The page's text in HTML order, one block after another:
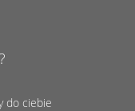
do ciebie